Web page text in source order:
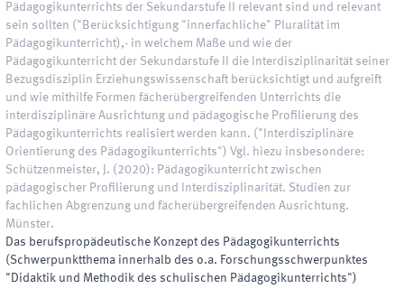
Pädagogikunterrichts der Sekundarstufe II relevant sind und relevant
sein sollten ("Berücksichtigung "innerfachliche" Pluralität im
Pädagogikunterricht),- in welchem Maße und wie der
Pädagogikunterricht der Sekundarstufe II die Interdisziplinarität seiner
Bezugsdisziplin Erziehungswissenschaft berücksichtigt und aufgreift
und wie mithilfe Formen fächerübergreifenden Unterrichts die
interdisziplinäre Ausrichtung und pädagogische Profilierung des
Pädagogikunterrichts realisiert werden kann. ("Interdisziplinäre
Orientierung des Pädagogikunterrichts") Vgl. hiezu insbesondere:
Schützenmeister, J. (2020): Pädagogikunterricht zwischen
pädagogischer Profilierung und Interdisziplinarität. Studien zur
fachlichen Abgrenzung und fächerübergreifenden Ausrichtung.
Münster.
Das berufspropädeutische Konzept des Pädagogikunterrichts
(Schwerpunktthema innerhalb des o.a. Forschungsschwerpunktes
"Didaktik und Methodik des schulischen Pädagogikunterrichts")